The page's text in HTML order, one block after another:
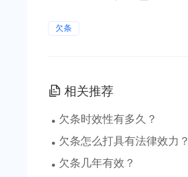
欠条
相关推荐
· 欠条时效性有多久？
· 欠条怎么打具有法律效力？
· 欠条几年有效？